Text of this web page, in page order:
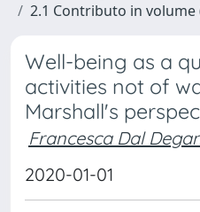
2.1 Contributo in volume
Well-being as a
activities not of
Marshall's
Francesca Dal
2020-01-01